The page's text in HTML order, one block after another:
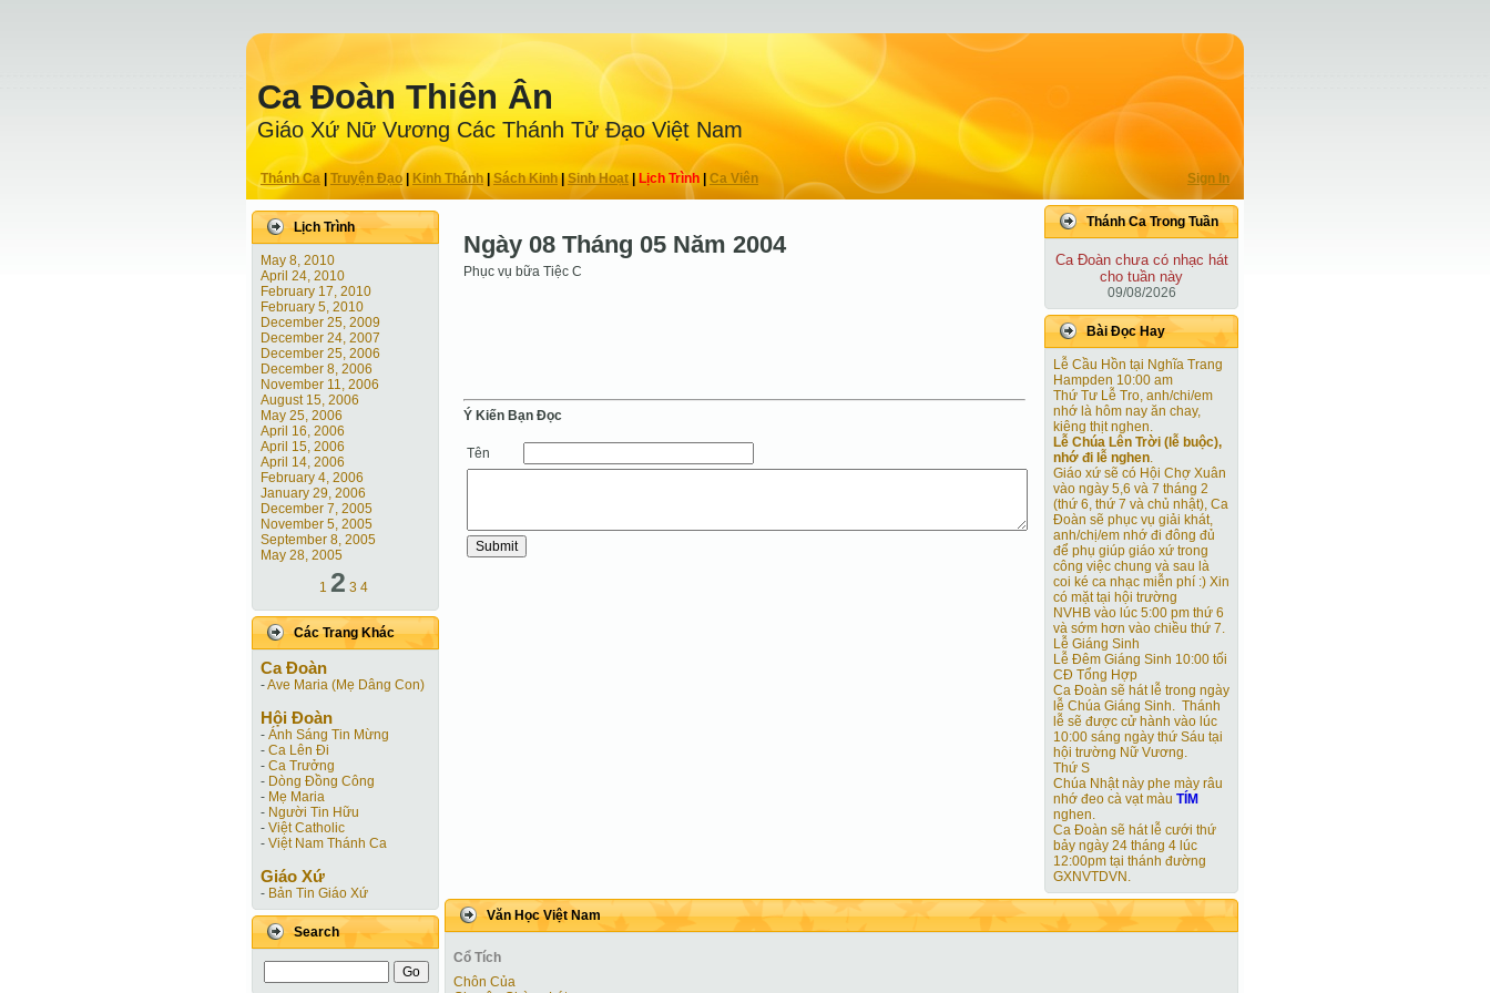
Ca Ðoàn Thiên Ân
Giáo Xứ Nữ Vương Các Thánh Tử Ðạo Việt Nam
Thánh Ca Truyện Ðạo| Kinh Thánh Sách Kinh|Sinh Hoạt| Lịch Trình Ca Viên Sign In
Lịch Trình
May 8, 2010
April 24, 2010
February 17, 2010
February 5, 2010
December 25, 2009
December 24, 2007
December 25, 2006
December 8, 2006
November 11, 2006
August 15, 2006
May 25, 2006
April 16, 2006
April 15, 2006
April 14, 2006
February 4, 2006
January 29, 2006
December 7, 2005
November 5, 2005
September 8, 2005
May 28, 2005
1 2 3 4
Các Trang Khác
Ca Ðoàn
-Ave Maria (Mẹ Dâng Con)
Hội Ðoàn
- Ánh Sáng Tin Mừng
- Ca Lên Đi
- Ca Trưởng
- Dòng Đồng Công
- Mẹ Maria
- Người Tin Hữu
- Việt Catholic
- Việt Nam Thánh Ca
Giáo Xứ
- Bản Tin Giáo Xứ
Search
Ngày 08 Tháng 05 Năm 2004
Phục vụ bữa Tiệc C
Ý Kiến Bạn Ðọc
Tên
Thánh Ca Trong Tuần
Ca Ðoàn chưa có nhạc hát
cho tuần này
09/08/2026
Bài Ðọc Hay
Lễ Cầu Hồn tại Nghĩa Trang
Hampden 10:00 am
Thứ Tư Lễ Tro, anh/chi/em
nhớ là hôm nay ăn chay,
kiêng thịt nghen.
Lễ Chúa Lên Trời (lễ buộc),
nhớ đi lễ nghen.
Giáo xứ sẽ có Hội Chợ Xuân
vào ngày 5,6 và 7 tháng 2
(thứ 6, thứ 7 và chủ nhật), Ca
Đoàn sẽ phục vụ giải khát,
anh/chị/em nhớ đi đông đủ
để phụ giúp giáo xứ trong
công việc chung và sau là
coi ké ca nhạc miễn phí :) Xin
có mặt tại hội trường
NVHB vào lúc 5:00 pm thứ 6
và sớm hơn vào chiều thứ 7.
Lễ Giáng Sinh
Lễ Đêm Giáng Sinh 10:00 tối
CĐ Tổng Hợp
Ca Đoàn sẽ hát lễ trong ngày
lễ Chúa Giáng Sinh. Thánh
lễ sẽ được cử hành vào lúc
10:00 sáng ngày thứ Sáu tại
hội trường Nữ Vương.
Thứ S
Chúa Nhật này phe mày râu
nhớ đeo cà vạt màu TÍM
nghen.
Ca Đoàn sẽ hát lễ cưới thứ
bảy ngày 24 tháng 4 lúc
12:00pm tại thánh đường
GXNVTDVN.
Văn Học Việt Nam
Cổ Tích
Chôn Của